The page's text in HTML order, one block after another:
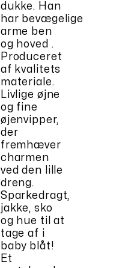
dukke. Han
har bevægelige
arme ben
og hoved .
Produceret
af kvalitets
materiale.
Livlige øjne
og fine
øjenvipper,
der
fremhæver
charmen
ved den lille
dreng.
Sparkedragt,
jakke, sko
og hue til at
tage af i
baby blåt!
Et